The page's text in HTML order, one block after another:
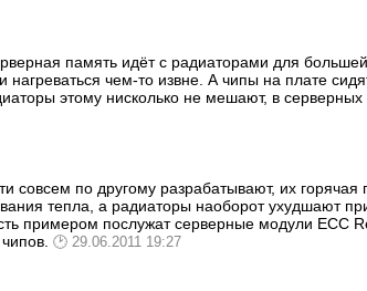
память идёт с радиаторами для
нагреваться чем-то извне. А чипы на плате
этому нисколько не мешают, в
совсем по другому разрабатывают, их
тепла, а радиаторы наоборот ухудшают
примером послужат серверные модули ECC
29.06.2011 19:27